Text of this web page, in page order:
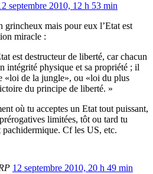
septembre 2010, 12 h 53 min
grincheux mais pour eux l’Etat est
miracle :
est destructeur de liberté, car chacun
intégrité physique et sa propriété ; il
«loi de la jungle», ou «loi du plus
du principe de liberté. »
où tu acceptes un Etat tout puissant,
limitées, tôt ou tard tu
pachidermique. Cf les US, etc.
12 septembre 2010, 20 h 49 min